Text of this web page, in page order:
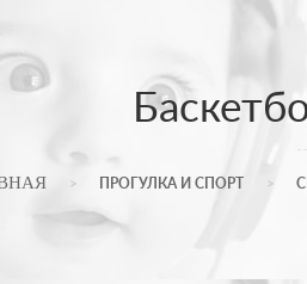
ПРОГУЛКА И СПОРТ